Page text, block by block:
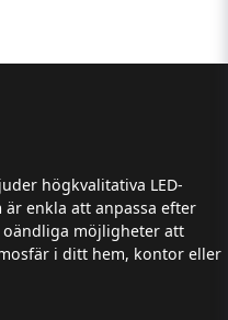
högkvalitativa LED-
enkla att anpassa efter
möjligheter att
i ditt hem, kontor eller